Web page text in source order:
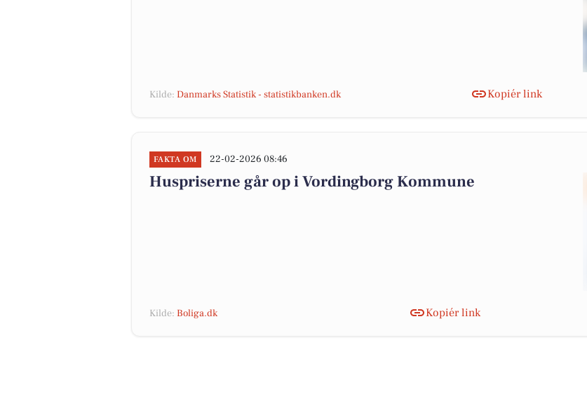
Kilde: Danmarks Statistik - statistikbanken.dk Kopiér link
FAKTA OM 22-02-2026 08:46
Huspriserne går op i Vordingborg Kommune
Kilde: Boliga.dk Kopiér link